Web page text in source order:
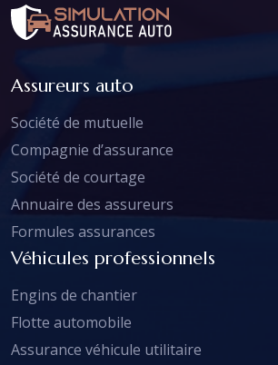
Assureurs auto
Société de mutuelle
Compagnie d’assurance
Société de courtage
Annuaire des assureurs
Formules assurances
Véhicules professionnels
Engins de chantier
Flotte automobile
Assurance véhicule utilitaire